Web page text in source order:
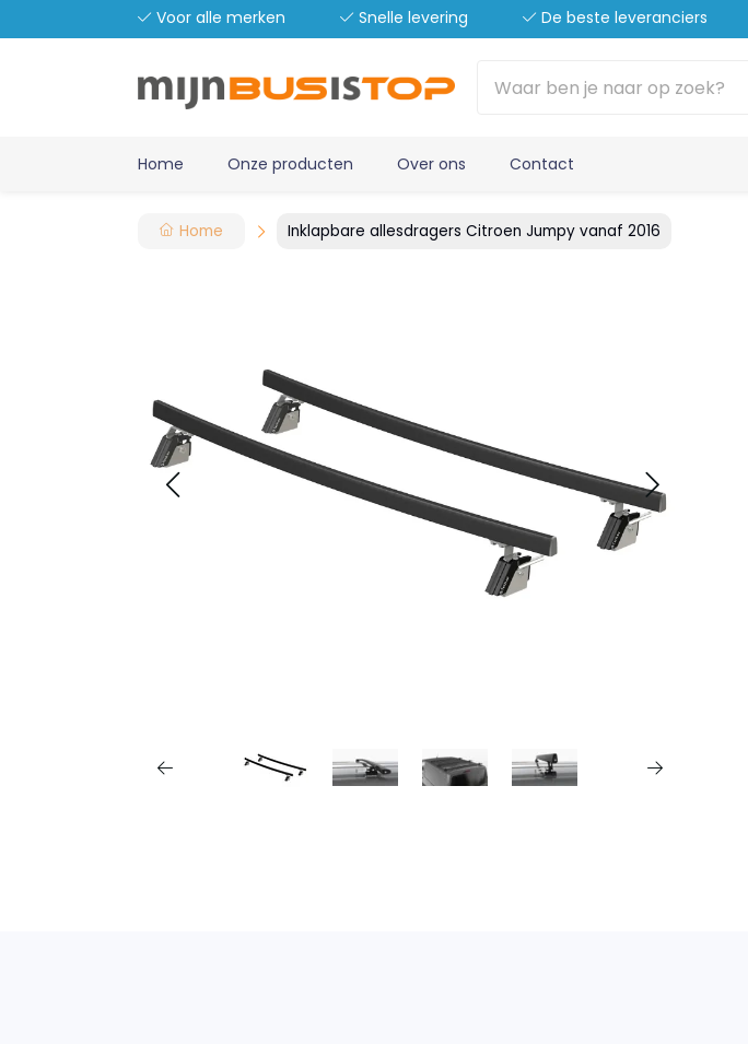
Voor alle merken Snelle levering De beste leveranciers
Home Onze producten Over ons Contact
Home Inklapbare allesdragers Citroen Jumpy vanaf 2016